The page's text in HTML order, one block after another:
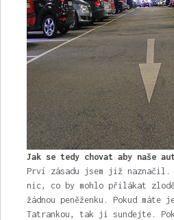
Jak se tedy chovat aby naše
Prví zásadu jsem již naznačil.
nic, co by mohlo přilákat
žádnou peněženku. Pokud
Tatrankou, tak ji sundejte.